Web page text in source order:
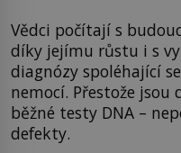
Vědci počítají s
díky jejímu růstu i s
diagnózy spoléhající
nemocí. Přestože
běžné testy DNA –
defekty.